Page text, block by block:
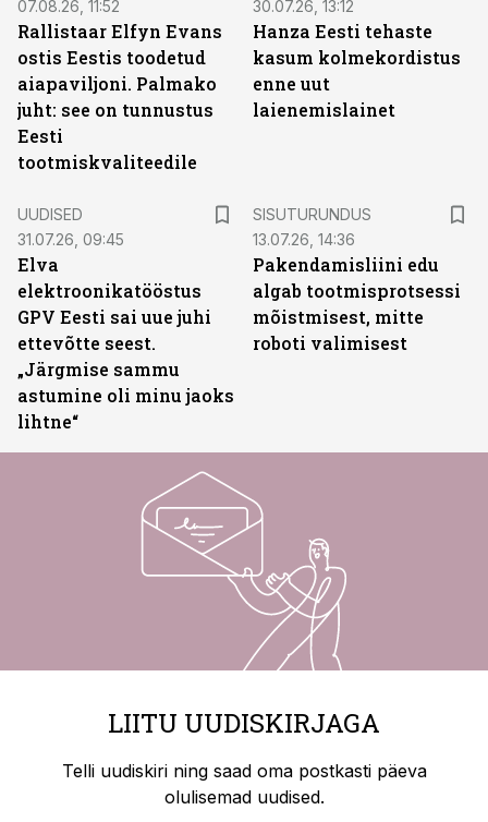
07.08.26, 11:52
Rallistaar Elfyn Evans
ostis Eestis toodetud
aiapaviljoni. Palmako
juht: see on tunnustus
Eesti
tootmiskvaliteedile
30.07.26, 13:12
Hanza Eesti tehaste
kasum kolmekordistus
enne uut
laienemislainet
UUDISED
31.07.26, 09:45
Elva
elektroonikatööstus
GPV Eesti sai uue juhi
ettevõtte seest.
„Järgmise sammu
astumine oli minu jaoks
lihtne“
SISUTURUNDUS
13.07.26, 14:36
Pakendamisliini edu
algab tootmisprotsessi
mõistmisest, mitte
roboti valimisest
LIITU UUDISKIRJAGA
Telli uudiskiri ning saad oma postkasti päeva
olulisemad uudised.